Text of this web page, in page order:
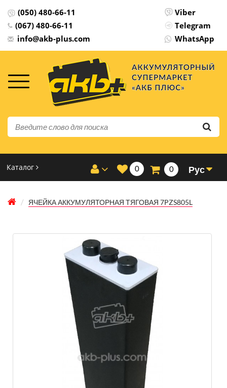
(050) 480-66-11
(067) 480-66-11
info@akb-plus.com
Viber
Telegram
WhatsApp
0 0 Рус
Каталог
ЯЧЕЙКА АККУМУЛЯТОРНАЯ ТЯГОВАЯ 7PZS805L